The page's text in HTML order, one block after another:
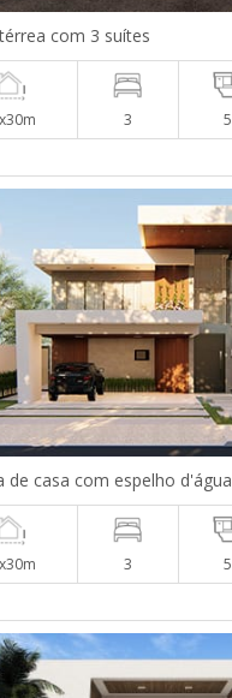
com 3 suítes
3 5
de casa com espelho d'água
3 5